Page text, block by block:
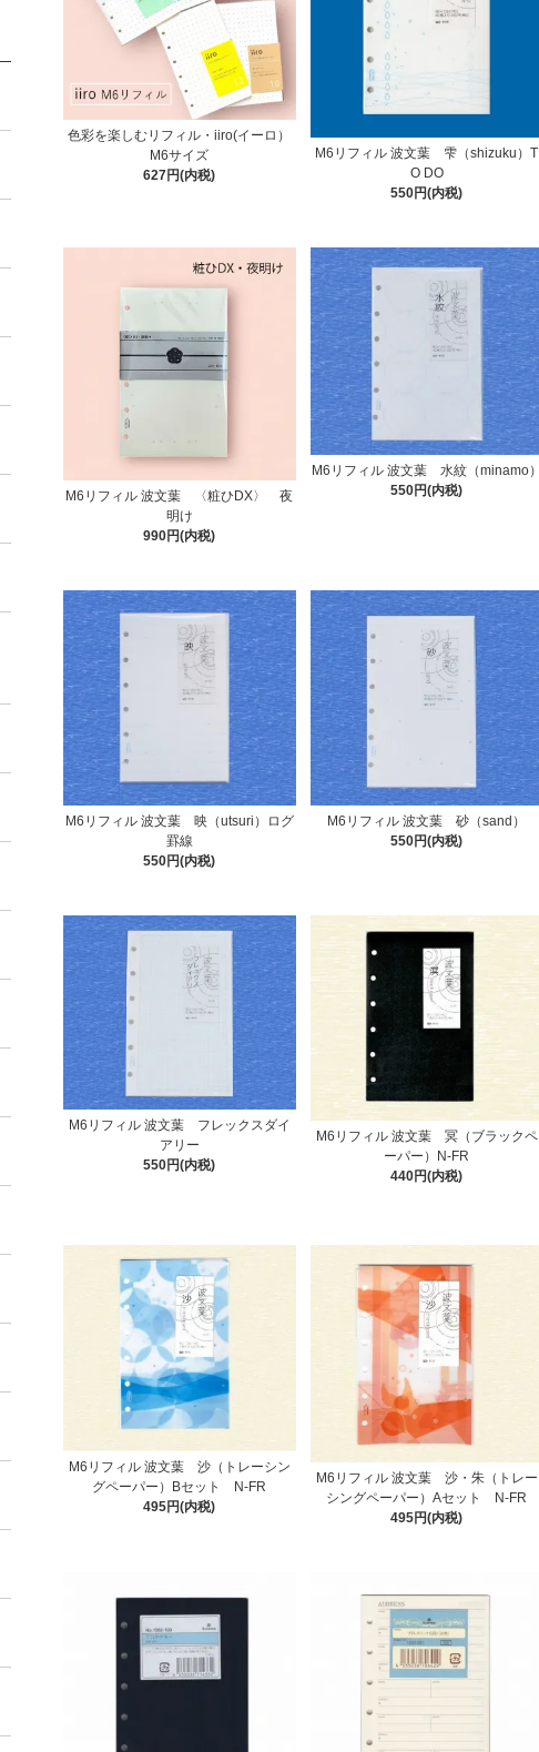
色彩を楽しむリフィル・iiro(イーロ）
M6サイズ
627円(内税)
M6リフィル 波文葉 雫（shizuku）T
O DO
550円(内税)
M6リフィル 波文葉 〈粧ひDX〉 夜
明け
990円(内税)
M6リフィル 波文葉 水紋（minamo）
550円(内税)
M6リフィル 波文葉 映（utsuri）ログ
罫線
550円(内税)
M6リフィル 波文葉 砂（sand）
550円(内税)
M6リフィル 波文葉 フレックスダイ
アリー
550円(内税)
M6リフィル 波文葉 冥（ブラックペ
ーパー）N-FR
440円(内税)
M6リフィル 波文葉 沙（トレーシン
グペーパー）Bセット N-FR
495円(内税)
M6リフィル 波文葉 沙・朱（トレー
シングペーパー）Aセット N-FR
495円(内税)